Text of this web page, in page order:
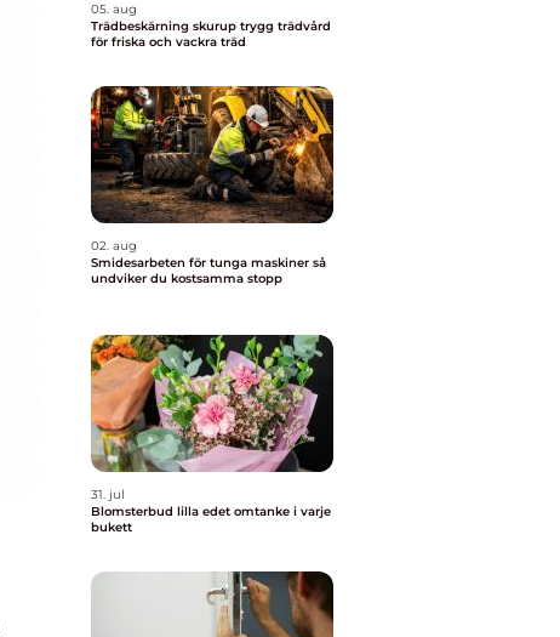
05. aug
Trädbeskärning skurup trygg trädvård
för friska och vackra träd
02. aug
Smidesarbeten för tunga maskiner så
undviker du kostsamma stopp
31. jul
Blomsterbud lilla edet omtanke i varje
bukett